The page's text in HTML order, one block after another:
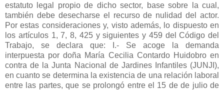
estatuto legal propio de dicho sector, base sobre la cual,
también debe desecharse el recurso de nulidad del actor.
Por estas consideraciones y, visto además, lo dispuesto en
los artículos 1, 7, 8, 425 y siguientes y 459 del Código del
Trabajo, se declara que: I.- Se acoge la demanda
interpuesta por doña María Cecilia Contardo Huidobro en
contra de la Junta Nacional de Jardines Infantiles (JUNJI),
en cuanto se determina la existencia de una relación laboral
entre las partes, que se prolongó entre el 15 de de julio de